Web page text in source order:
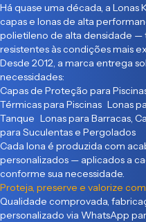
Há quase uma década, a
capas e lonas de alta
polietileno de alta densidade —
resistentes às condições mais
Desde 2012, a marca entrega
necessidades:
Capas de Proteção para
Térmicas para Piscinas Lonas
Tanque Lonas para Barracas,
para Suculentas e Pergolados
Cada lona é produzida com
personalizados — aplicados a
conforme sua necessidade.
Proteja, preserve e valorize com
Qualidade comprovada,
personalizado via WhatsApp